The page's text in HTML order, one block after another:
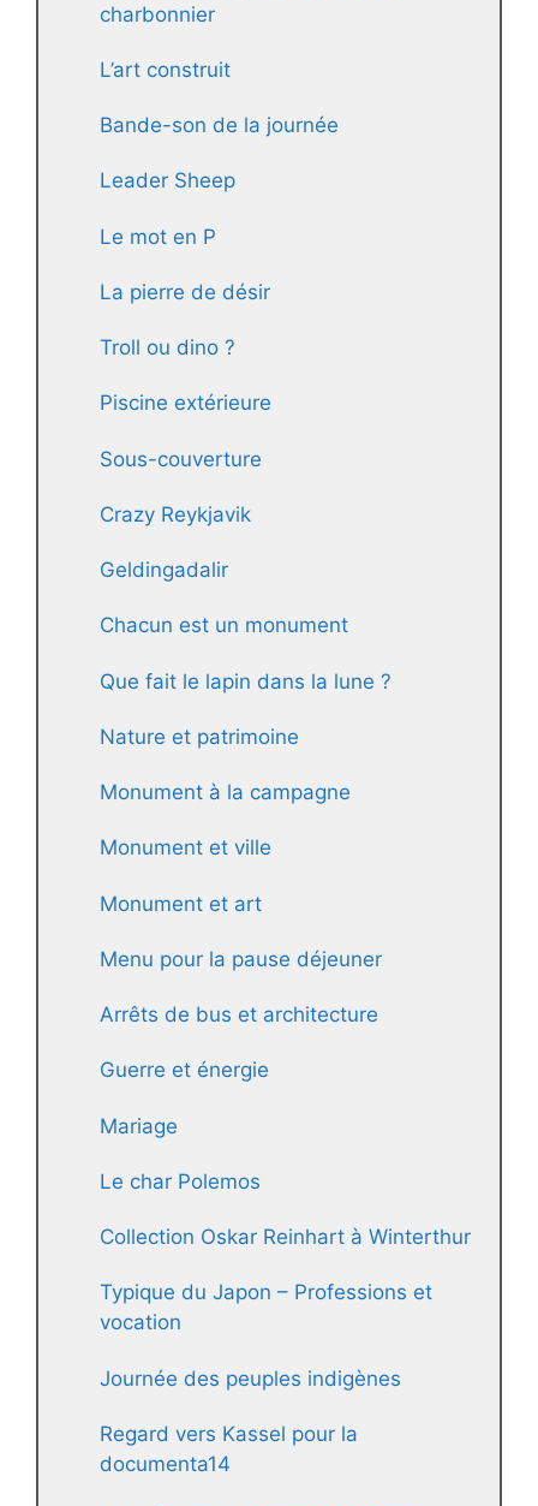
charbonnier
L’art construit
Bande-son de la journée
Leader Sheep
Le mot en P
La pierre de désir
Troll ou dino ?
Piscine extérieure
Sous-couverture
Crazy Reykjavik
Geldingadalir
Chacun est un monument
Que fait le lapin dans la lune ?
Nature et patrimoine
Monument à la campagne
Monument et ville
Monument et art
Menu pour la pause déjeuner
Arrêts de bus et architecture
Guerre et énergie
Mariage
Le char Polemos
Collection Oskar Reinhart à Winterthur
Typique du Japon – Professions et
vocation
Journée des peuples indigènes
Regard vers Kassel pour la
documenta14